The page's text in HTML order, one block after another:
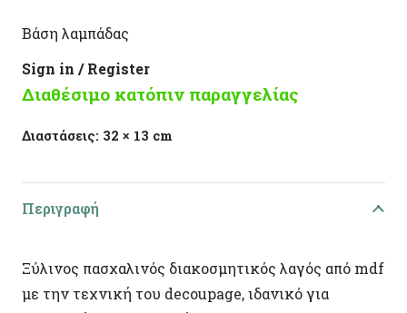
Βάση λαμπάδας
Sign in / Register
Διαθέσιμο κατόπιν παραγγελίας
Διαστάσεις: 32 × 13 cm
Περιγραφή
Ξύλινος πασχαλινός διακοσμητικός λαγός από mdf
με την τεχνική του decoupage, ιδανικό για